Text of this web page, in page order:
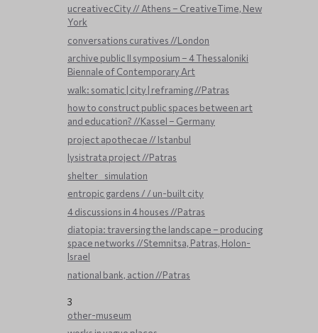
ucreativecCity // Athens – CreativeTime, New
York
conversations curatives //London
archive public ΙΙ symposium – 4 Thessaloniki
Biennale of Contemporary Art
walk: somatic | city | reframing //Patras
how to construct public spaces between art
and education? //Kassel – Germany
project apothecae // Istanbul
lysistrata project //Patras
shelter _ simulation
entropic gardens / / un-built city
4 discussions in 4 houses //Patras
diatopia: traversing the landscape – producing
space networks //Stemnitsa, Patras, Holon-
Israel
national bank, action //Patras
3
other-museum